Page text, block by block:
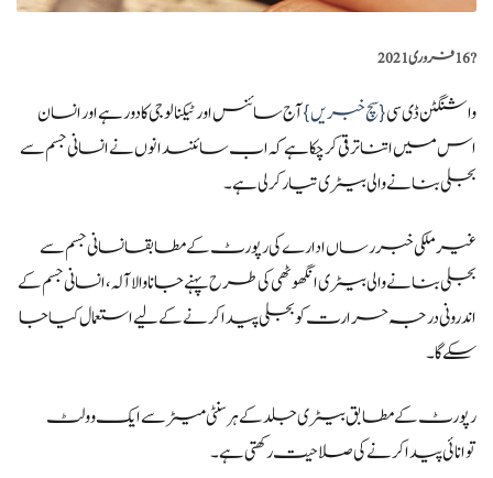
?️16 فروری 2021
واشنگٹن ڈی سی{سچ خبریں}آج سائنس اور ٹیکنالوجی کا دور ہے اور انسان
اس میں اتنا ترقی کر چکا ہے کہ اب سائنسدانوں نے انسانی جسم سے
بجلی بنانے والی بیٹری تیار کر لی ہے۔
غیر ملکی خبر رساں ادارے کی رپورٹ کے مطابقانسانی جسم سے
بجلی بنانے والی بیٹری انگھوٹھی کی طرح پہنے جانا والا آلہ، انسانی جسم کے
اندرونی درجہ حرارت کو بجلی پیدا کرنے کے لیے استعمال کیا جا
سکے گا۔
رپورٹ کے مطابق بیٹری جلد کے ہر سنٹی میٹر سے ایک وولٹ
توانائی پیدا کرنے کی صلاحیت رکھتی ہے۔